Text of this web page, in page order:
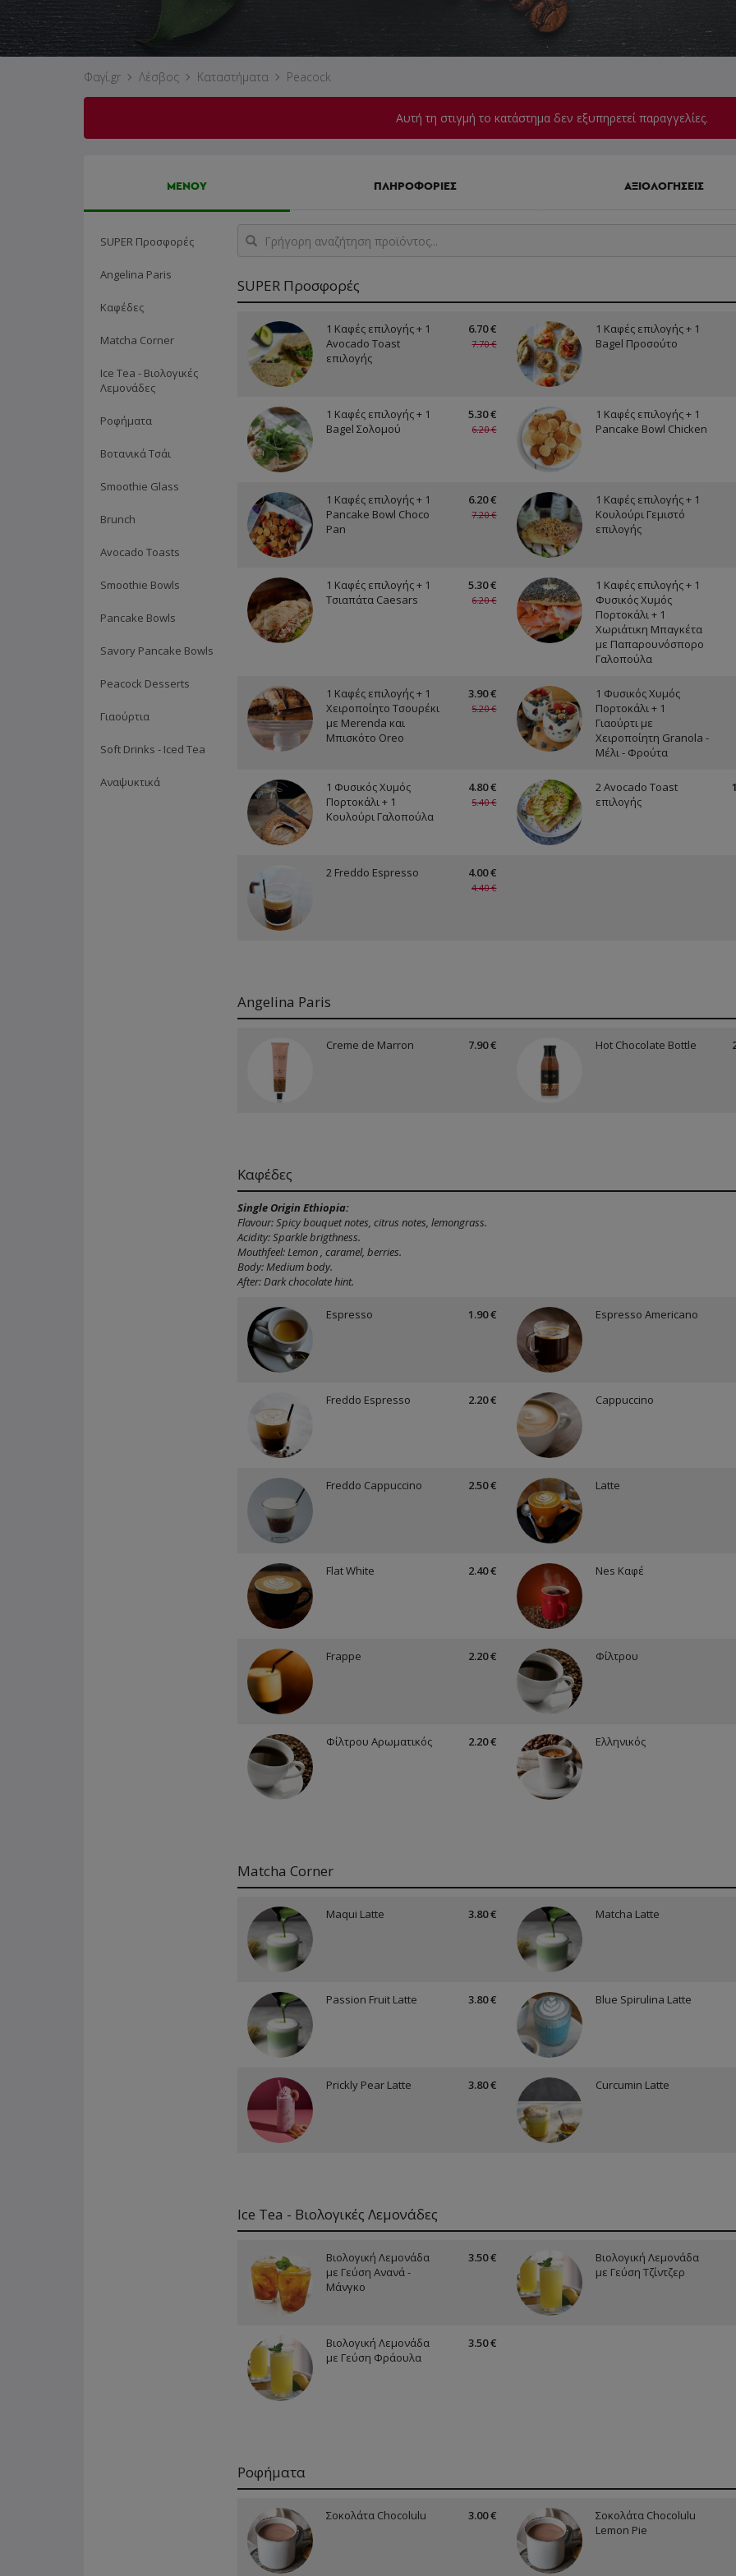
Φαγί.gr Λέσβος Καταστήματα Peacock
Αυτή τη στιγμή το κατάστημα δεν εξυπηρετεί παραγγελίες.
ΜΕΝΟΥ ΠΛΗΡΟΦΟΡΙΕΣ ΑΞΙΟΛΟΓΗΣΕΙΣ
SUPER Προσφορές
Angelina Paris
Καφέδες
Matcha Corner
Ice Tea - Βιολογικές
Λεμονάδες
Ροφήματα
Βοτανικά Τσάι
Smoothie Glass
Brunch
Avocado Toasts
Smoothie Bowls
Pancake Bowls
Savory Pancake Bowls
Peacock Desserts
Γιαούρτια
Soft Drinks - Iced Tea
Αναψυκτικά
Γρήγορη
αναζήτηση
προϊόντος...
SUPER Προσφορές
1 Καφές επιλογής + 1
Avocado Toast
επιλογής
6.70 €
7.70 €
1 Καφές επιλογής + 1
Bagel Προσούτο
1 Καφές επιλογής + 1
Bagel Σολομού
5.30 €
6.20 €
1 Καφές επιλογής + 1
Pancake Bowl Chicken
1 Καφές επιλογής + 1
Pancake Bowl Choco
Pan
6.20 €
7.20 €
1 Καφές επιλογής + 1
Κουλούρι Γεμιστό
επιλογής
1 Καφές επιλογής + 1
Τσιαπάτα Caesars
5.30 €
6.20 €
1 Καφές επιλογής + 1
Φυσικός Χυμός
Πορτοκάλι + 1
Χωριάτικη Μπαγκέτα
με Παπαρουνόσπορο
Γαλοπούλα
1 Καφές επιλογής + 1
Χειροποίητο Τσουρέκι
με Merenda και
Μπισκότο Oreo
3.90 €
5.20 €
1 Φυσικός Χυμός
Πορτοκάλι + 1
Γιαούρτι με
Χειροποίητη Granola -
Μέλι - Φρούτα
1 Φυσικός Χυμός
Πορτοκάλι + 1
Κουλούρι Γαλοπούλα
4.80 €
5.40 €
2 Avocado Toast
επιλογής
2 Freddo Espresso 4.00 €
4.40 €
Angelina Paris
Creme de Marron 7.90 € Hot Chocolate Bottle
Καφέδες
Single Origin Ethiopia:
Flavour: Spicy bouquet notes, citrus notes, lemongrass.
Acidity: Sparkle brigthness.
Mouthfeel: Lemon , caramel, berries.
Body: Medium body.
After: Dark chocolate hint.
Espresso 1.90 € Espresso Americano
Freddo Espresso 2.20 € Cappuccino
Freddo Cappuccino 2.50 € Latte
Flat White 2.40 € Nes Καφέ
Frappe 2.20 € Φίλτρου
Φίλτρου Αρωματικός 2.20 € Ελληνικός
Matcha Corner
Maqui Latte 3.80 € Matcha Latte
Passion Fruit Latte 3.80 € Blue Spirulina Latte
Prickly Pear Latte 3.80 € Curcumin Latte
Ice Tea - Βιολογικές Λεμονάδες
Βιολογική Λεμονάδα
με Γεύση Ανανά -
Μάνγκο
3.50 €
Βιολογική Λεμονάδα
με Γεύση Τζίντζερ
Βιολογική Λεμονάδα
με Γεύση Φράουλα
3.50 €
Ροφήματα
Σοκολάτα Chocolulu 3.00 €
Σοκολάτα Chocolulu
Lemon Pie